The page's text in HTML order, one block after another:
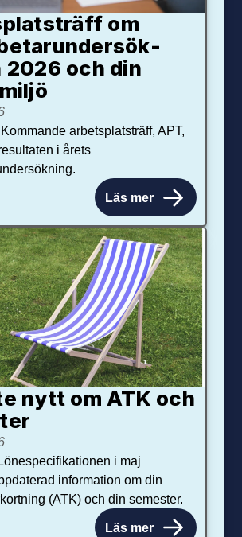
om
2026 och din
arbetsplatsträff, APT,
i årets
Läs mer
nytt om ATK och
i maj
information om din
(ATK) och din semester.
Läs mer